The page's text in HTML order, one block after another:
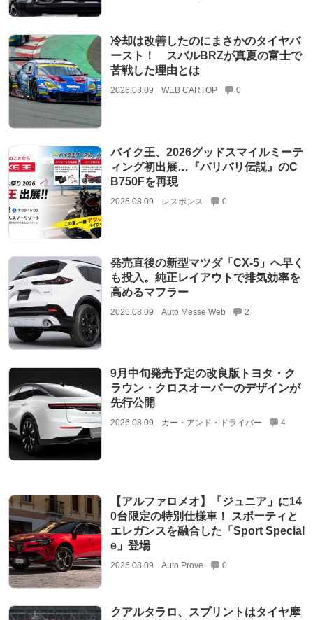
冷却は改善したのにまさかのタイヤバ
ースト！ スバルBRZが真夏の富士で
苦戦した理由とは
2026.08.09 WEB CARTOP 0
バイク王、2026グッドスマイルミーテ
ィング初出展…『バリバリ伝説』のC
B750Fを再現
2026.08.09 レスポンス 0
発売直後の新型マツダ「CX-5」へ早く
も投入。純正レイアウトで排気効率を
高めるマフラー
2026.08.09 Auto Messe Web 2
9月中旬発売予定の改良版トヨタ・ク
ラウン・クロスオーバーのデザインが
先行公開
2026.08.09 カー・アンド・ドライバー 4
【アルファロメオ】「ジュニア」に14
0台限定の特別仕様車！ スポーティと
エレガンスを融合した「Sport Special
e」登場
2026.08.09 Auto Prove 0
クアルタラロ、スプリントはタイヤ摩